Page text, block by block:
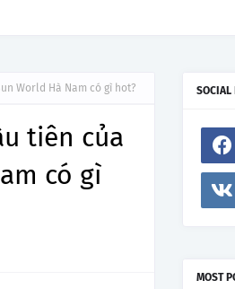
World Hà Nam có gì hot?
tiên của
có gì
SOCIAL
MOST